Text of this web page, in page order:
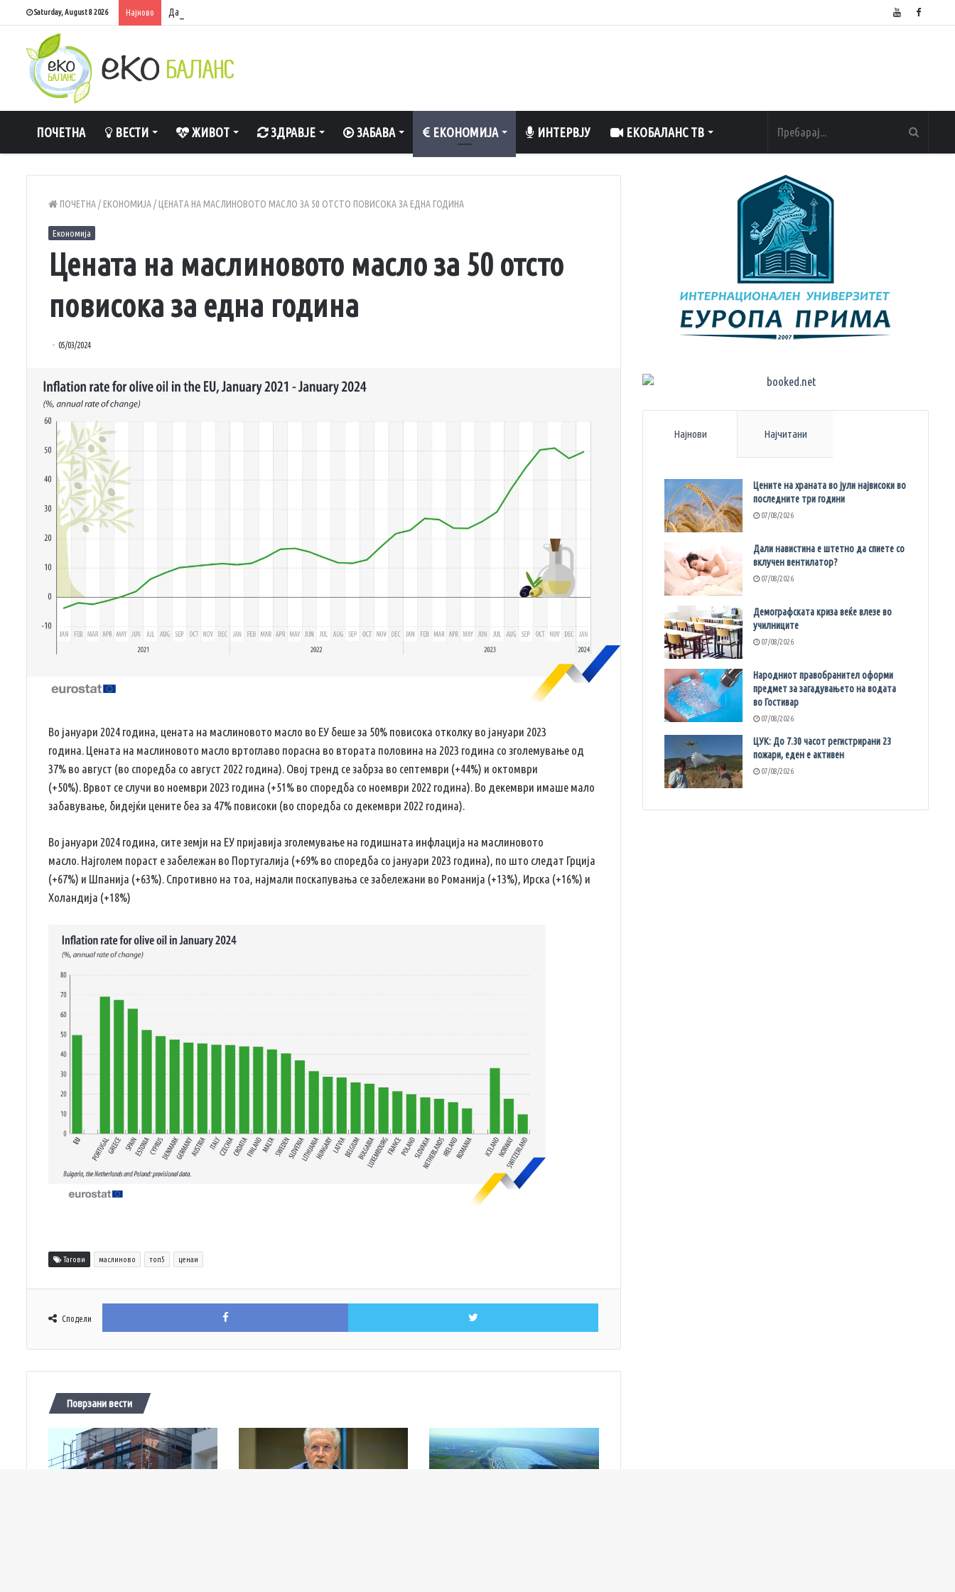
Saturday, August 8 2026 Најново Дали навистина е штетно да спиете со вклучен вентилатор?
ПОЧЕТНА ВЕСТИ ЖИВОТ ЗДРАВЈЕ ЗАБАВА ЕКОНОМИЈА ИНТЕРВЈУ ЕКОБАЛАНС ТВ
ПОЧЕТНА/ ЕКОНОМИЈА/ ЦЕНАТА НА МАСЛИНОВОТО МАСЛО ЗА 50 ОТСТО ПОВИСОКА ЗА ЕДНА ГОДИНА
Економија
Цената на маслиновото масло за 50 отсто
повисока за една година
05/03/2024
Во јануари 2024 година, цената на маслиновото масло во ЕУ беше за 50% повисока отколку во јануари 2023
година. Цената на маслиновото масло вртоглаво порасна во втората половина на 2023 година со зголемување од
37% во август (во споредба со август 2022 година). Овој тренд се забрза во септември (+44%) и октомври
(+50%). Врвот се случи во ноември 2023 година (+51% во споредба со ноември 2022 година). Во декември имаше мало
забавување, бидејќи цените беа за 47% повисоки (во споредба со декември 2022 година).
Во јануари 2024 година, сите земји на ЕУ пријавија зголемување на годишната инфлација на маслиновото
масло. Најголем пораст е забележан во Португалија (+69% во споредба со јануари 2023 година), по што следат Грција
(+67%) и Шпанија (+63%). Спротивно на тоа, најмали поскапувања се забележани во Романија (+13%), Ирска (+16%) и
Холандија (+18%)
Тагови маслиново топ5 ценаи
Сподели
Facebook Twitter
Поврзани вести
Најнови Најчитани
Цените на храната во јули највисоки во
последните три години
07/08/2026
Дали навистина е штетно да спиете со
вклучен вентилатор?
07/08/2026
Демографската криза веќе влезе во
училниците
07/08/2026
Народниот правобранител оформи
предмет за загадувањето на водата
во Гостивар
07/08/2026
ЦУК: До 7.30 часот регистрирани 23
пожари, еден е активен
07/08/2026